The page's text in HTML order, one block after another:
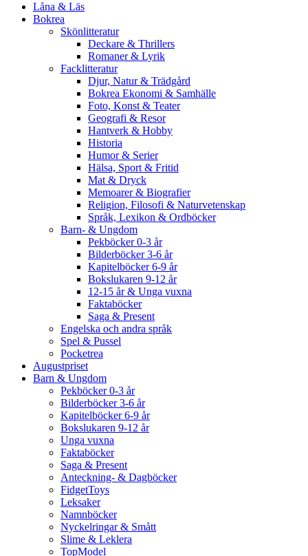
Låna & Läs
Bokrea
Skönlitteratur
Deckare & Thrillers
Romaner & Lyrik
Facklitteratur
Djur, Natur & Trädgård
Bokrea Ekonomi & Samhälle
Foto, Konst & Teater
Geografi & Resor
Hantverk & Hobby
Historia
Humor & Serier
Hälsa, Sport & Fritid
Mat & Dryck
Memoarer & Biografier
Religion, Filosofi & Naturvetenskap
Språk, Lexikon & Ordböcker
Barn- & Ungdom
Pekböcker 0-3 år
Bilderböcker 3-6 år
Kapitelböcker 6-9 år
Bokslukaren 9-12 år
12-15 år & Unga vuxna
Faktaböcker
Saga & Present
Engelska och andra språk
Spel & Pussel
Pocketrea
Augustpriset
Barn & Ungdom
Pekböcker 0-3 år
Bilderböcker 3-6 år
Kapitelböcker 6-9 år
Bokslukaren 9-12 år
Unga vuxna
Faktaböcker
Saga & Present
Anteckning- & Dagböcker
FidgetToys
Leksaker
Namnböcker
Nyckelringar & Smått
Slime & Leklera
TopModel